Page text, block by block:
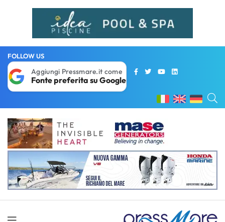
FOLLOW US
Aggiungi Pressmare.it come
Fonte preferita su Google